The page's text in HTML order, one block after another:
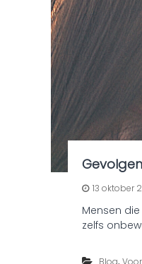
13 oktober
Mensen
zelfs
Blog,